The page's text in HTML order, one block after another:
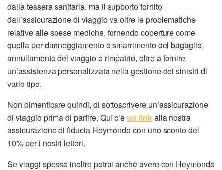
dalla tessera sanitaria, ma il supporto fornito
dall’assicurazione di viaggio va oltre le problematiche
relative alle spese mediche, fornendo coperture come
quella per danneggiamento o smarrimento del bagaglio,
annullamento del viaggio o rimpatrio, oltre a fornire
un’assistenza personalizzata nella gestione dei sinistri di
vario tipo.
Non dimenticare quindi, di sottoscrivere un’assicurazione
di viaggio prima di partire. Qui c’è un linkalla nostra
assicurazione di fiducia Heymondo con uno sconto del
10% per i nostri lettori.
Se viaggi spesso inoltre potrai anche avere con Heymondo